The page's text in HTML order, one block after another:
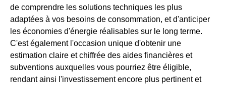
de comprendre les solutions techniques les plus
adaptées à vos besoins de consommation, et d'anticiper
les économies d'énergie réalisables sur le long terme.
C'est également l'occasion unique d'obtenir une
estimation claire et chiffrée des aides financières et
subventions auxquelles vous pourriez être éligible,
rendant ainsi l'investissement encore plus pertinent et